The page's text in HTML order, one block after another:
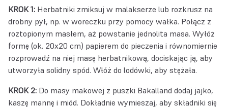
KROK 1: Herbatniki zmiksuj w malakserze lub rozkrusz na
drobny pył, np. w woreczku przy pomocy wałka. Połącz z
roztopionym masłem, aż powstanie jednolita masa. Wyłóż
formę (ok. 20x20 cm) papierem do pieczenia i równomiernie
rozprowadź na niej masę herbatnikową, dociskając ją, aby
utworzyła solidny spód. Włóż do lodówki, aby stężała.
KROK 2: Do masy makowej z puszki Bakalland dodaj jajko,
kaszę mannę i miód. Dokładnie wymieszaj, aby składniki się